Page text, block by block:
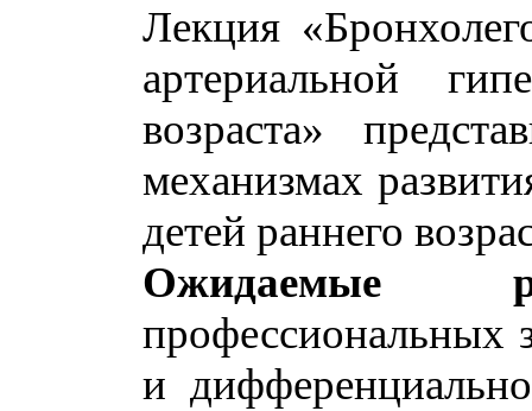
Лекция
артериальной
возраста»
механизмах
детей раннего
Ожидаемые
профессиональных
и